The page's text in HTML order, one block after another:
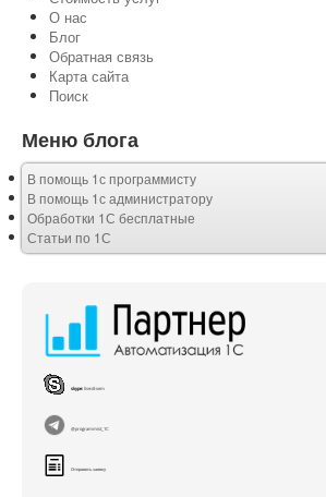
О нас
Блог
Обратная связь
Карта сайта
Поиск
Меню блога
В помощь 1с программисту
В помощь 1с администратору
Обработки 1С бесплатные
Статьи по 1С
skype:live:di-sem
@programmist_1C
Отправить заявку